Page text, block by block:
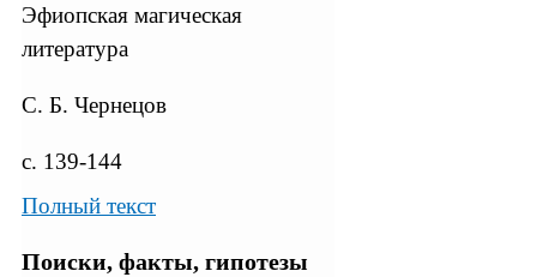
Эфиопская магическая
литература
С. Б. Чернецов
с. 139-144
Полный текст
Поиски, факты, гипотезы